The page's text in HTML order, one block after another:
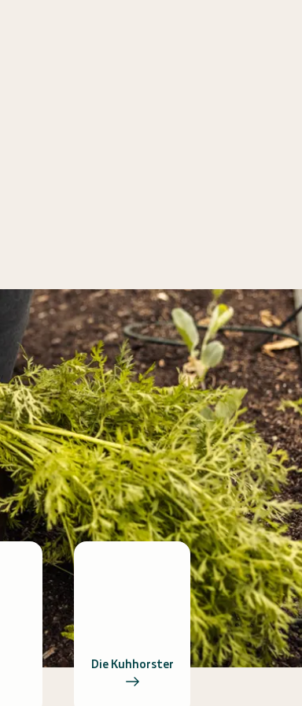
Die Kuhhorster